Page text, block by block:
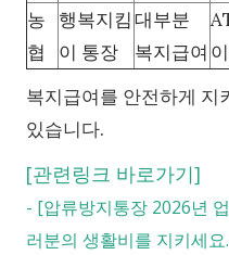
농
협
행복지킴
이 통장
대부분
복지급여
복지급여를 안전하게 지
있습니다.
[관련링크 바로가기]
- [압류방지통장 2026년
러분의 생활비를 지키세